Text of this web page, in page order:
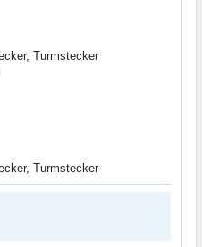
Turmstecker
Turmstecker